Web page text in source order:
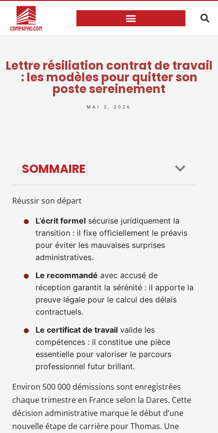
Lettre résiliation contrat de travail
: les modèles pour quitter son
poste sereinement
MAI 3, 2026
SOMMAIRE
Réussir son départ
L’écrit formel sécurise juridiquement la
transition : il fixe officiellement le préavis
pour éviter les mauvaises surprises
administratives.
Le recommandé avec accusé de
réception garantit la sérénité : il apporte la
preuve légale pour le calcul des délais
contractuels.
Le certificat de travail valide les
compétences : il constitue une pièce
essentielle pour valoriser le parcours
professionnel futur brillant.
Environ 500 000 démissions sont enregistrées
chaque trimestre en France selon la Dares. Cette
décision administrative marque le début d’une
nouvelle étape de carrière pour Thomas. Une